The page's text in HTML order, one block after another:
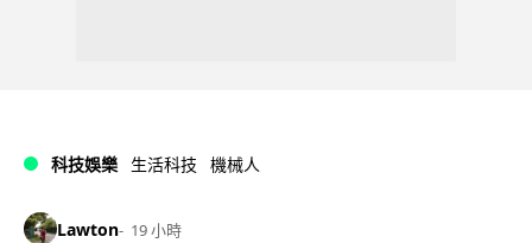
科技娛樂 生活科技 機械人
Lawton 19 小時